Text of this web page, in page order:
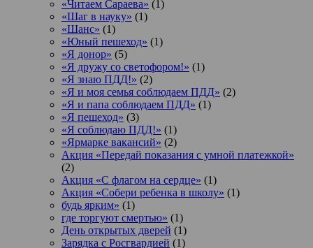
«Читаем Сараева» (1)
«Шаг в науку» (1)
«Шанс» (1)
«Юный пешеход» (1)
«Я донор» (5)
«Я дружу со светофором!» (1)
«Я знаю ПДД!» (2)
«Я и моя семья соблюдаем ПДД» (2)
«Я и папа соблюдаем ПДД» (1)
«Я пешеход» (3)
«Я соблюдаю ПДД!» (1)
«Ярмарке вакансий» (2)
Акция «Передай показания с умной платежкой»
(2)
Акция «С флагом на сердце» (1)
Акция «Собери ребенка в школу» (1)
будь ярким» (1)
где торгуют смертью» (1)
День открытых дверей (1)
Зарядка с Росгвардией (1)